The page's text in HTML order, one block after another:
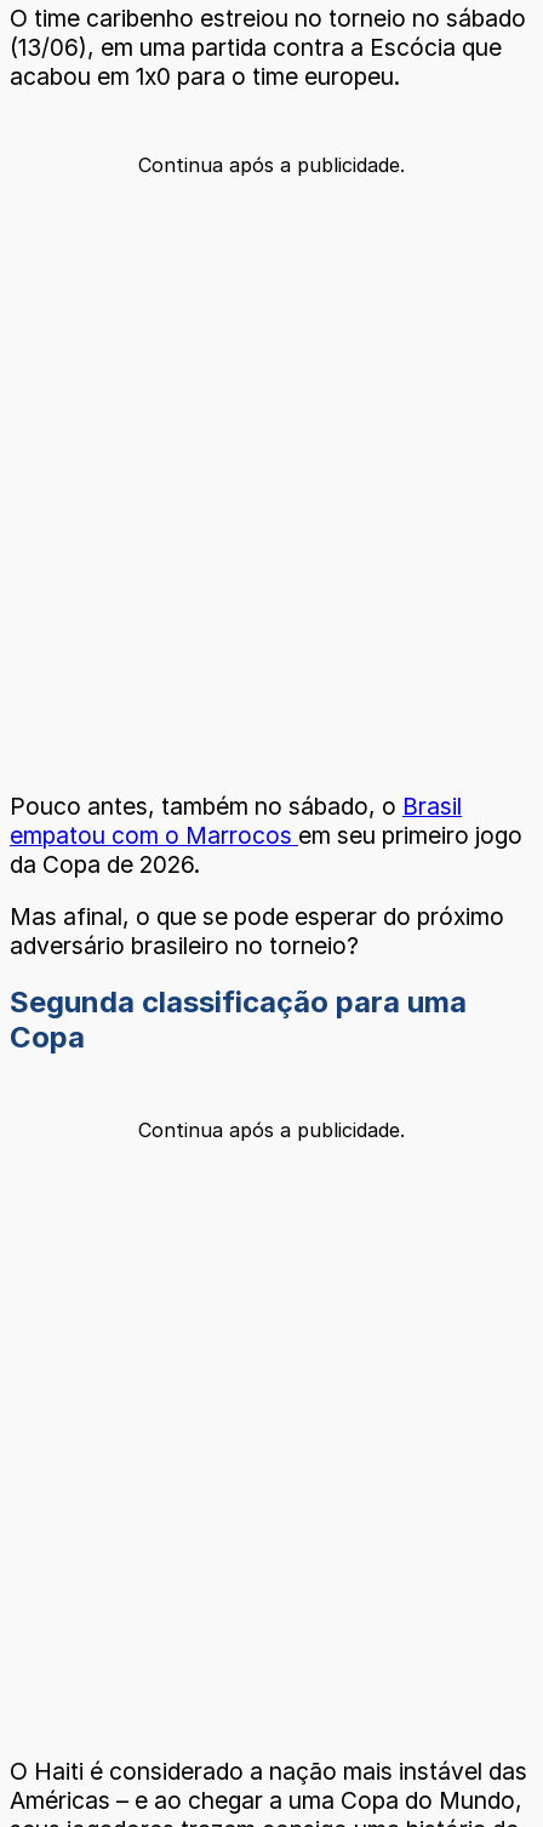
O time caribenho estreiou no torneio no sábado
(13/06), em uma partida contra a Escócia que
acabou em 1x0 para o time europeu.
Continua após a publicidade.
Pouco antes, também no sábado, o Brasil
empatou com o Marrocos em seu primeiro jogo
da Copa de 2026.
Mas afinal, o que se pode esperar do próximo
adversário brasileiro no torneio?
Segunda classificação para uma
Copa
Continua após a publicidade.
O Haiti é considerado a nação mais instável das
Américas – e ao chegar a uma Copa do Mundo,